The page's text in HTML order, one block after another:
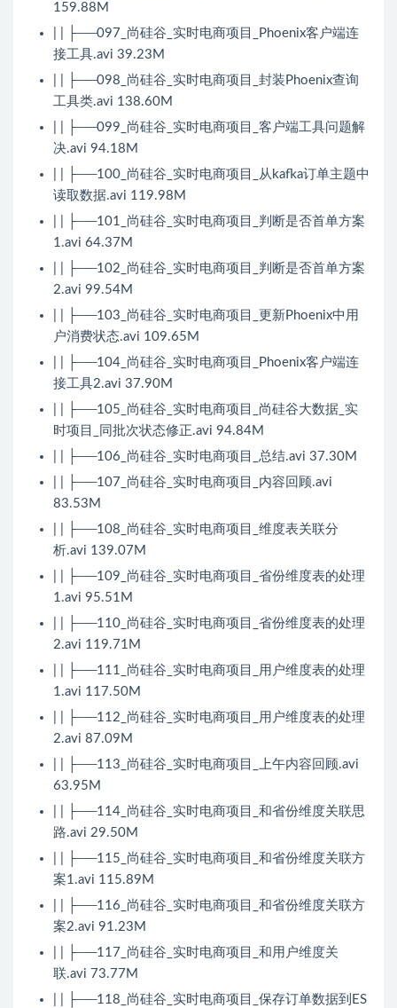
159.88M
| | ├──097_尚硅谷_实时电商项目_Phoenix客户端连
接工具.avi 39.23M
| | ├──098_尚硅谷_实时电商项目_封装Phoenix查询
工具类.avi 138.60M
| | ├──099_尚硅谷_实时电商项目_客户端工具问题解
决.avi 94.18M
| | ├──100_尚硅谷_实时电商项目_从kafka订单主题中
读取数据.avi 119.98M
| | ├──101_尚硅谷_实时电商项目_判断是否首单方案
1.avi 64.37M
| | ├──102_尚硅谷_实时电商项目_判断是否首单方案
2.avi 99.54M
| | ├──103_尚硅谷_实时电商项目_更新Phoenix中用
户消费状态.avi 109.65M
| | ├──104_尚硅谷_实时电商项目_Phoenix客户端连
接工具2.avi 37.90M
| | ├──105_尚硅谷_实时电商项目_尚硅谷大数据_实
时项目_同批次状态修正.avi 94.84M
| | ├──106_尚硅谷_实时电商项目_总结.avi 37.30M
| | ├──107_尚硅谷_实时电商项目_内容回顾.avi
83.53M
| | ├──108_尚硅谷_实时电商项目_维度表关联分
析.avi 139.07M
| | ├──109_尚硅谷_实时电商项目_省份维度表的处理
1.avi 95.51M
| | ├──110_尚硅谷_实时电商项目_省份维度表的处理
2.avi 119.71M
| | ├──111_尚硅谷_实时电商项目_用户维度表的处理
1.avi 117.50M
| | ├──112_尚硅谷_实时电商项目_用户维度表的处理
2.avi 87.09M
| | ├──113_尚硅谷_实时电商项目_上午内容回顾.avi
63.95M
| | ├──114_尚硅谷_实时电商项目_和省份维度关联思
路.avi 29.50M
| | ├──115_尚硅谷_实时电商项目_和省份维度关联方
案1.avi 115.89M
| | ├──116_尚硅谷_实时电商项目_和省份维度关联方
案2.avi 91.23M
| | ├──117_尚硅谷_实时电商项目_和用户维度关
联.avi 73.77M
| | ├──118_尚硅谷_实时电商项目_保存订单数据到ES